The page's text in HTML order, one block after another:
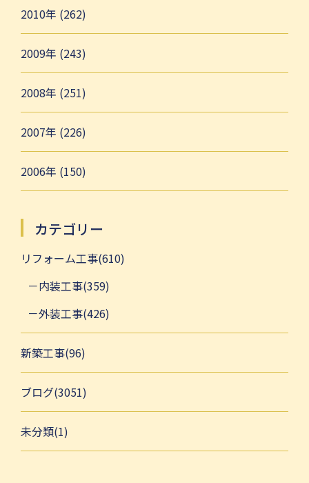
2010年 (262)
2009年 (243)
2008年 (251)
2007年 (226)
2006年 (150)
カテゴリー
リフォーム工事(610)
内装工事(359)
外装工事(426)
新築工事(96)
ブログ(3051)
未分類(1)